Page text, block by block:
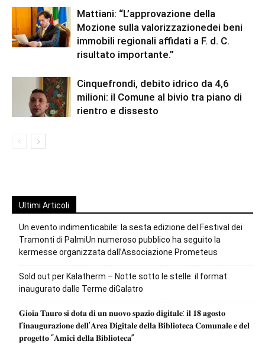
Mattiani: “L’approvazione della
Mozione sulla valorizzazionedei beni
immobili regionali affidati a F. d. C.
risultato importante.”
Cinquefrondi, debito idrico da 4,6
milioni: il Comune al bivio tra piano di
rientro e dissesto
Ultimi Articoli
Un evento indimenticabile: la sesta edizione del Festival dei
Tramonti di PalmiUn numeroso pubblico ha seguito la
kermesse organizzata dall’Associazione Prometeus
Sold out per Kalatherm – Notte sotto le stelle: il format
inaugurato dalle Terme diGalatro
𝐆𝐢𝐨𝐢𝐚 𝐓𝐚𝐮𝐫𝐨 𝐬𝐢 𝐝𝐨𝐭𝐚 𝐝𝐢 𝐮𝐧 𝐧𝐮𝐨𝐯𝐨 𝐬𝐩𝐚𝐳𝐢𝐨 𝐝𝐢𝐠𝐢𝐭𝐚𝐥𝐞: 𝐢𝐥 𝟏𝟖 𝐚𝐠𝐨𝐬𝐭𝐨
𝐥’𝐢𝐧𝐚𝐮𝐠𝐮𝐫𝐚𝐳𝐢𝐨𝐧𝐞 𝐝𝐞𝐥𝐥’𝐀𝐫𝐞𝐚 𝐃𝐢𝐠𝐢𝐭𝐚𝐥𝐞 𝐝𝐞𝐥𝐥𝐚 𝐁𝐢𝐛𝐥𝐢𝐨𝐭𝐞𝐜𝐚 𝐂𝐨𝐦𝐮𝐧𝐚𝐥𝐞 𝐞 𝐝𝐞𝐥
𝐩𝐫𝐨𝐠𝐞𝐭𝐭𝐨 “𝐀𝐦𝐢𝐜𝐢 𝐝𝐞𝐥𝐥𝐚 𝐁𝐢𝐛𝐥𝐢𝐨𝐭𝐞𝐜𝐚”